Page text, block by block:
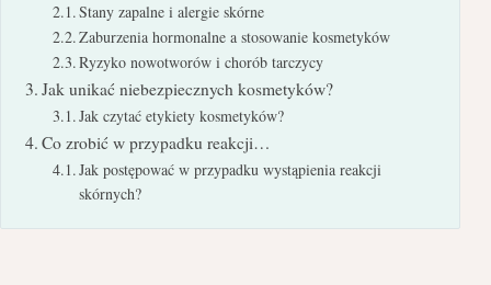
Stany zapalne i alergie skórne
Zaburzenia hormonalne a stosowanie kosmetyków
Ryzyko nowotworów i chorób tarczycy
Jak unikać niebezpiecznych kosmetyków?
Jak czytać etykiety kosmetyków?
Co zrobić w przypadku reakcji…
Jak postępować w przypadku wystąpienia reakcji
skórnych?